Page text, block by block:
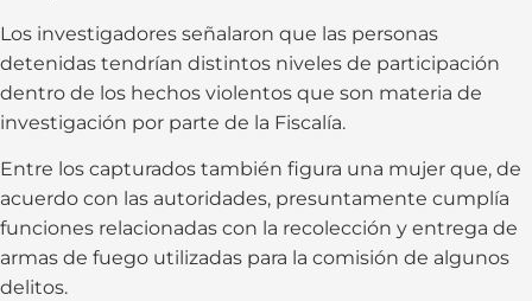
Los investigadores señalaron que las personas
detenidas tendrían distintos niveles de participación
dentro de los hechos violentos que son materia de
investigación por parte de la Fiscalía.
Entre los capturados también figura una mujer que, de
acuerdo con las autoridades, presuntamente cumplía
funciones relacionadas con la recolección y entrega de
armas de fuego utilizadas para la comisión de algunos
delitos.